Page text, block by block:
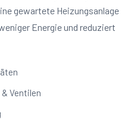
gewartete Heizungsanlage
Energie und reduziert
Ventilen